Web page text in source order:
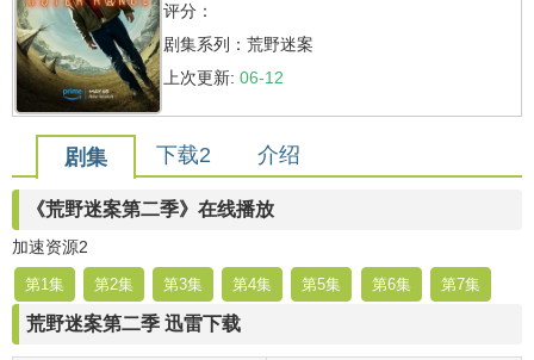
评分：
剧集系列：荒野迷案
上次更新: 06-12
剧集 下载2 介绍
《荒野迷案第二季》在线播放
加速资源2
第1集 第2集 第3集 第4集 第5集 第6集 第7集
荒野迷案第二季 迅雷下载